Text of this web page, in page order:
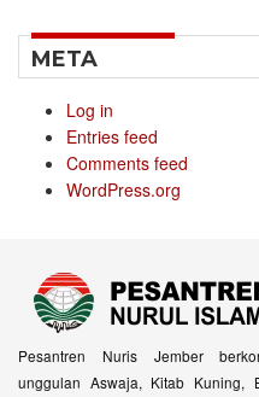
META
Log in
Entries feed
Comments feed
WordPress.org
Pesantren Nuris Jember
unggulan Aswaja, Kitab Kuning,